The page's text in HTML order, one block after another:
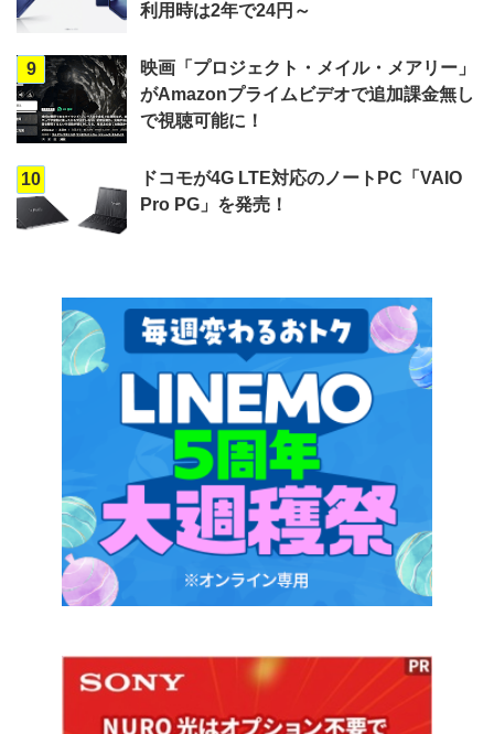
利用時は2年で24円～
9
映画「プロジェクト・メイル・メアリー」
がAmazonプライムビデオで追加課金無し
で視聴可能に！
10
ドコモが4G LTE対応のノートPC「VAIO
Pro PG」を発売！